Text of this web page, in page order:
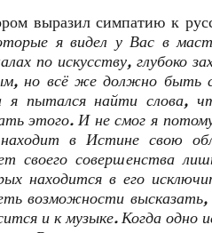
выразил симпатию к
я видел у Вас в
по искусству, глубоко
но всё же должно быть
я пытался найти слова,
этого. И не смог я
в Истине свою
своего совершенства
находится в его
возможности
и к музыке. Когда